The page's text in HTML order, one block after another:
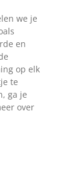
we je
en
op elk
te
ga je
over